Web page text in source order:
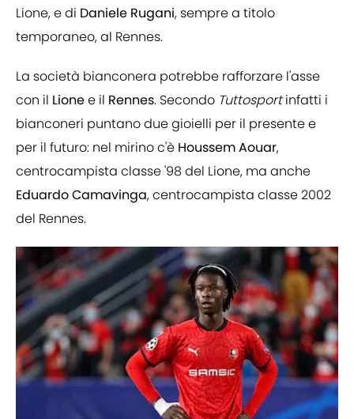
Lione, e di Daniele Rugani, sempre a titolo
temporaneo, al Rennes.
La società bianconera potrebbe rafforzare l'asse
con il Lionee il Rennes. Secondo Tuttosportinfatti i
bianconeri puntano due gioielli per il presente e
per il futuro: nel mirino c'è HoussemAouar,
centrocampista classe '98 del Lione, ma anche
EduardoCamavinga, centrocampista classe 2002
del Rennes.